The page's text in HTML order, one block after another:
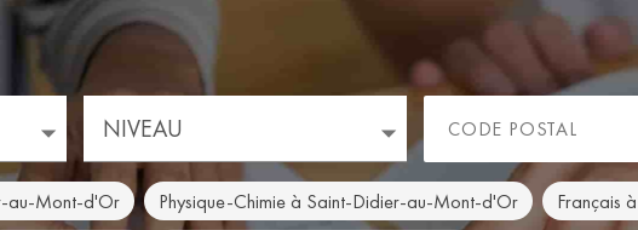
NIVEAU
au-Mont-d'Or Physique-Chimie à Saint-Didier-au-Mont-d'Or
Français